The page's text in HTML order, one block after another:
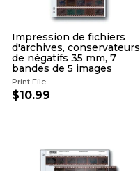
Impression de fichiers
d'archives, conservateurs
de négatifs 35 mm, 7
bandes de 5 images
Print File
$10.99
9